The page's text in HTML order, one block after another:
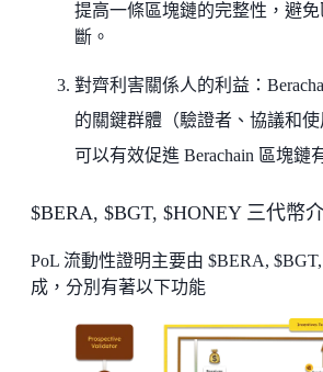
提高一條區塊鏈的完整性，避
斷。
對齊利害關係人的利益：
的關鍵群體（驗證者、協議和
可以有效促進 Berachain 區塊鏈
$BERA, $BGT, $HONEY 三代幣
PoL 流動性證明主要由 $BERA,
成，分別有著以下功能